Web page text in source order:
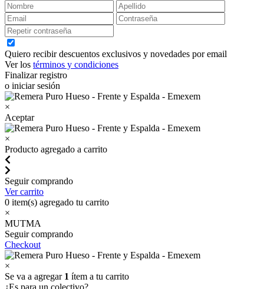
Quiero recibir descuentos exclusivos y novedades por email
Ver los términos y condiciones
Finalizar registro
o iniciar sesión
×
Aceptar
×
Producto agregado a carrito
Seguir comprando
Ver carrito
0 item(s) agregado tu carrito
×
MUTMA
Seguir comprando
Checkout
×
Se va a agregar 1 ítem a tu carrito
¿Es para un colectivo?